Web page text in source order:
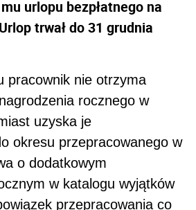
urlopu bezpłatnego na
trwał do 31 grudnia
pracownik nie otrzyma
rocznego w
uzyska je
okresu przepracowanego w
o dodatkowym
w katalogu wyjątków
przepracowania co